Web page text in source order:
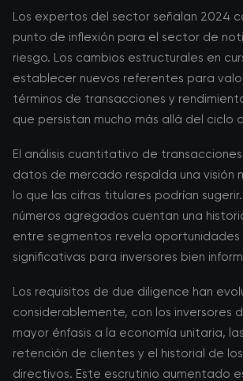
Los expertos del sector señalan 2024
punto de inflexión para el sector de
riesgo. Los cambios estructurales en
establecer nuevos referentes para
términos de transacciones y
que persistan mucho más allá del ciclo
El análisis cuantitativo de
datos de mercado respalda una visión
lo que las cifras titulares podrían sugerir.
números agregados cuentan una
entre segmentos revela oportunidades
significativas para inversores bien
Los requisitos de due diligence han
considerablemente, con los inversores
mayor énfasis a la economía unitaria,
retención de clientes y el historial de
directivos. Este escrutinio aumentado